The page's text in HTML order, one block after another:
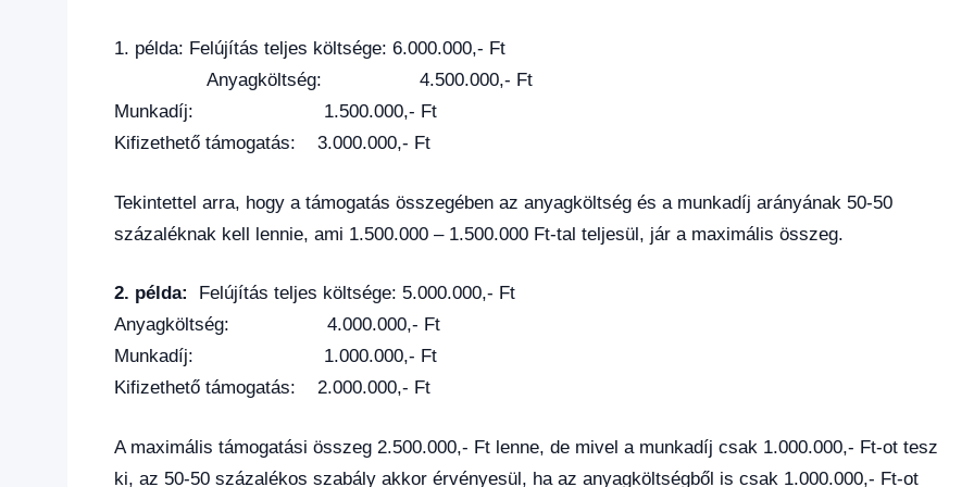
1. példa: Felújítás teljes költsége: 6.000.000,- Ft
Anyagköltség: 4.500.000,- Ft
Munkadíj: 1.500.000,- Ft
Kifizethető támogatás: 3.000.000,- Ft
Tekintettel arra, hogy a támogatás összegében az anyagköltség és a munkadíj arányának 50-50
százaléknak kell lennie, ami 1.500.000 – 1.500.000 Ft-tal teljesül, jár a maximális összeg.
2. példa: Felújítás teljes költsége: 5.000.000,- Ft
Anyagköltség: 4.000.000,- Ft
Munkadíj: 1.000.000,- Ft
Kifizethető támogatás: 2.000.000,- Ft
A maximális támogatási összeg 2.500.000,- Ft lenne, de mivel a munkadíj csak 1.000.000,- Ft-ot tesz
ki, az 50-50 százalékos szabály akkor érvényesül, ha az anyagköltségből is csak 1.000.000,- Ft-ot